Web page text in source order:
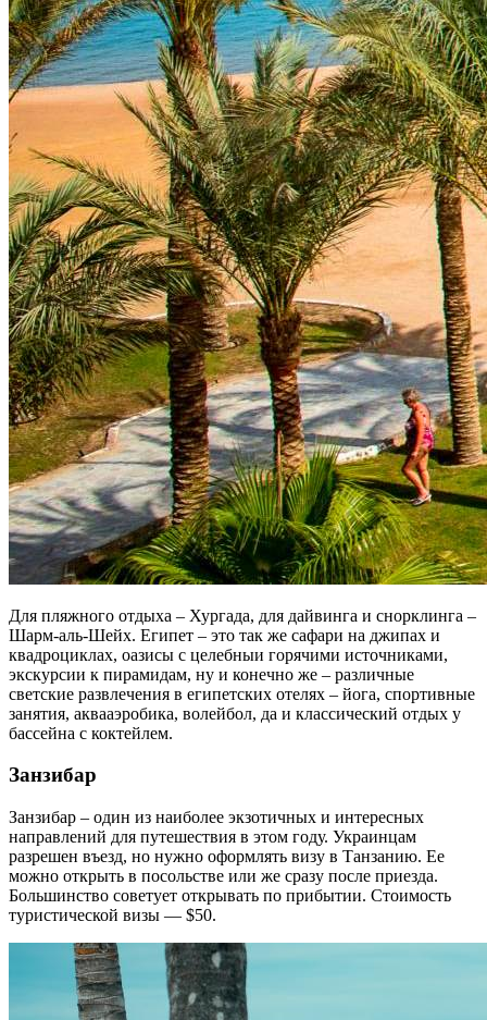
Для пляжного отдыха – Хургада, для дайвинга и снорклинга –
Шарм-аль-Шейх. Египет – это так же сафари на джипах и
квадроциклах, оазисы с целебныи горячими источниками,
экскурсии к пирамидам, ну и конечно же – различные
светские развлечения в египетских отелях – йога, спортивные
занятия, аквааэробика, волейбол, да и классический отдых у
бассейна с коктейлем.
Занзибар
Занзибар – один из наиболее экзотичных и интересных
направлений для путешествия в этом году. Украинцам
разрешен въезд, но нужно оформлять визу в Танзанию. Ее
можно открыть в посольстве или же сразу после приезда.
Большинство советует открывать по прибытии. Стоимость
туристической визы — $50.